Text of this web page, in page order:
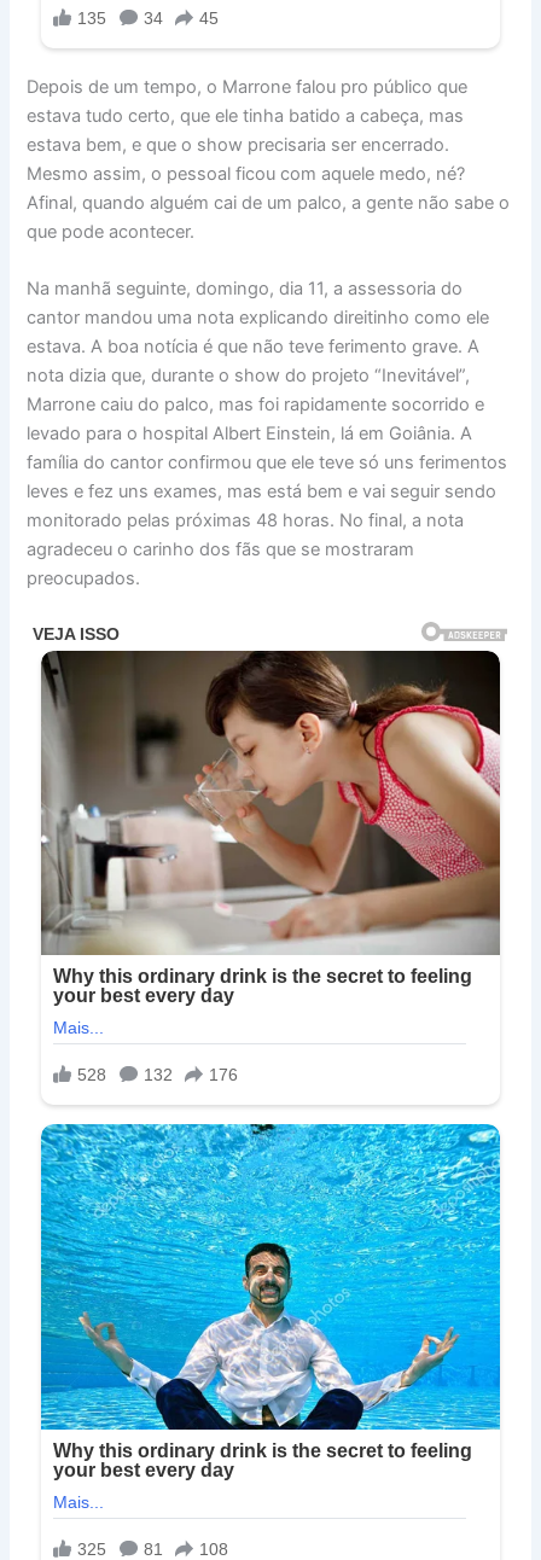
Depois de um tempo, o Marrone falou pro público que
estava tudo certo, que ele tinha batido a cabeça, mas
estava bem, e que o show precisaria ser encerrado.
Mesmo assim, o pessoal ficou com aquele medo, né?
Afinal, quando alguém cai de um palco, a gente não sabe o
que pode acontecer.
Na manhã seguinte, domingo, dia 11, a assessoria do
cantor mandou uma nota explicando direitinho como ele
estava. A boa notícia é que não teve ferimento grave. A
nota dizia que, durante o show do projeto “Inevitável”,
Marrone caiu do palco, mas foi rapidamente socorrido e
levado para o hospital Albert Einstein, lá em Goiânia. A
família do cantor confirmou que ele teve só uns ferimentos
leves e fez uns exames, mas está bem e vai seguir sendo
monitorado pelas próximas 48 horas. No final, a nota
agradeceu o carinho dos fãs que se mostraram
preocupados.